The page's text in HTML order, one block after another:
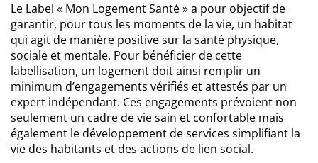
Le Label « Mon Logement Santé » a pour objectif de
garantir, pour tous les moments de la vie, un habitat
qui agit de manière positive sur la santé physique,
sociale et mentale. Pour bénéficier de cette
labellisation, un logement doit ainsi remplir un
minimum d’engagements vérifiés et attestés par un
expert indépendant. Ces engagements prévoient non
seulement un cadre de vie sain et confortable mais
également le développement de services simplifiant la
vie des habitants et des actions de lien social.